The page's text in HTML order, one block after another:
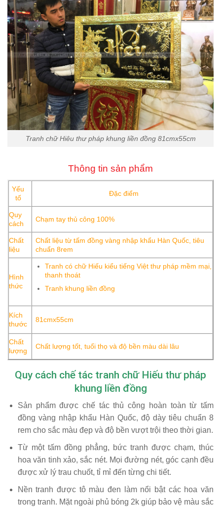
Tranh chữ Hiêu thư pháp khung liền đồng 81cmx55cm
Thông tin sản phẩm
Yếu
tố
Đặc điểm
Quy
cách
Chạm tay thủ công 100%
Chất
liệu
Chất liệu từ tấm đồng vàng nhập khẩu Hàn Quốc, tiêu
chuẩn 8rem
Hình
thức
Tranh có chữ Hiếu kiểu tiếng Việt thư pháp mềm mại,
thanh thoát
Tranh khung liền đồng
Kích
thước
81cmx55cm
Chất
lượng
Chất lượng tốt, tuổi thọ và độ bền màu dài lâu
Quy cách chế tác tranh chữ Hiếu thư pháp
khung liền đồng
Sản phẩm được chế tác thủ công hoàn toàn từ tấm
đồng vàng nhập khẩu Hàn Quốc, độ dày tiêu chuẩn 8
rem cho sắc màu đẹp và độ bền vượt trội theo thời gian.
Từ một tấm đồng phẳng, bức tranh được chạm, thúc
hoa văn tinh xảo, sắc nét. Mọi đường nét, góc cạnh đều
được xử lý trau chuốt, tỉ mỉ đến từng chi tiết.
Nền tranh được tô màu đen làm nổi bật các hoa văn
trong tranh. Mặt ngoài phủ bóng 2k giúp bảo vệ màu sắc